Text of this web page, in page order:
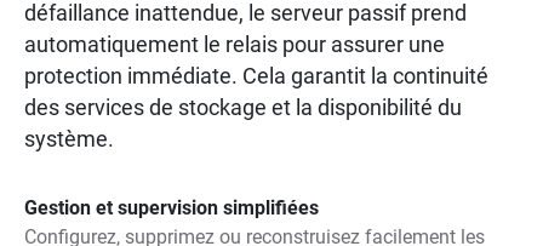
défaillance inattendue, le serveur passif prend
automatiquement le relais pour assurer une
protection immédiate. Cela garantit la continuité
des services de stockage et la disponibilité du
système.
Gestion et supervision simplifiées
Configurez, supprimez ou reconstruisez facilement les